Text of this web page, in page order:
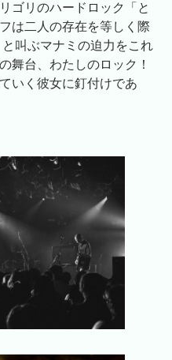
ゴリのハードロック「と
は二人の存在を等しく際
叫ぶマナミの迫力をこれ
舞台、わたしのロック！
いく彼女に釘付けであ